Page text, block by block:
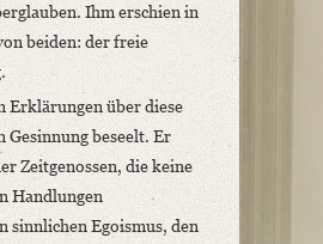
Ihm erschien in
beiden: der freie
Erklärungen über diese
Gesinnung beseelt. Er
Zeitgenossen, die keine
Handlungen
sinnlichen Egoismus, den